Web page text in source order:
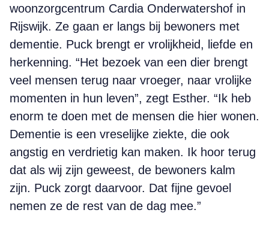
woonzorgcentrum Cardia Onderwatershof in
Rijswijk. Ze gaan er langs bij bewoners met
dementie. Puck brengt er vrolijkheid, liefde en
herkenning. “Het bezoek van een dier brengt
veel mensen terug naar vroeger, naar vrolijke
momenten in hun leven”, zegt Esther. “Ik heb
enorm te doen met de mensen die hier wonen.
Dementie is een vreselijke ziekte, die ook
angstig en verdrietig kan maken. Ik hoor terug
dat als wij zijn geweest, de bewoners kalm
zijn. Puck zorgt daarvoor. Dat fijne gevoel
nemen ze de rest van de dag mee.”